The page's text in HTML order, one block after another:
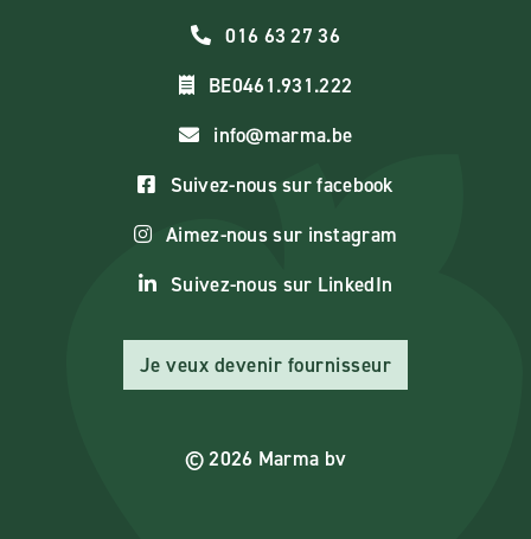
016 63 27 36
BE0461.931.222
info@marma.be
Suivez-nous sur facebook
Aimez-nous sur instagram
Suivez-nous sur LinkedIn
Je veux devenir fournisseur
© 2026 Marma bv